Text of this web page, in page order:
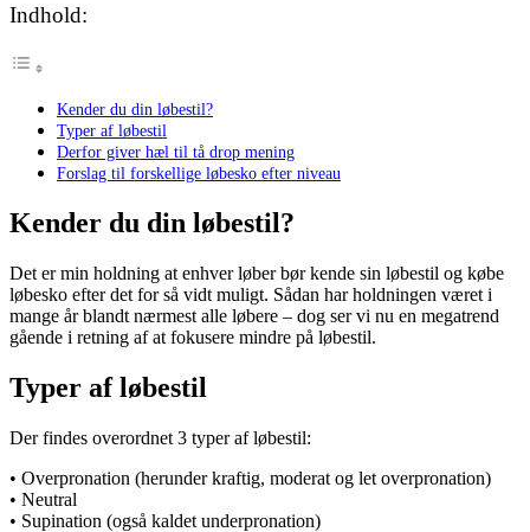
Indhold:
Kender du din løbestil?
Typer af løbestil
Derfor giver hæl til tå drop mening
Forslag til forskellige løbesko efter niveau
Kender du din løbestil?
Det er min holdning at enhver løber bør kende sin løbestil og købe
løbesko efter det for så vidt muligt. Sådan har holdningen været i
mange år blandt nærmest alle løbere – dog ser vi nu en megatrend
gående i retning af at fokusere mindre på løbestil.
Typer af løbestil
Der findes overordnet 3 typer af løbestil:
• Overpronation (herunder kraftig, moderat og let overpronation)
• Neutral
• Supination (også kaldet underpronation)